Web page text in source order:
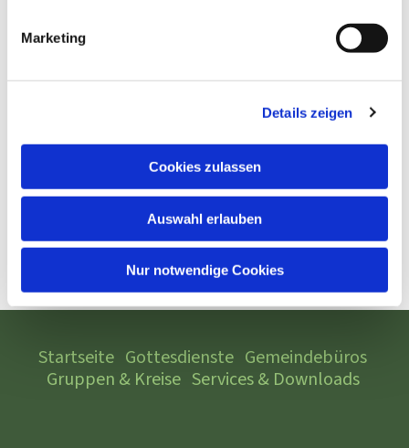
Marketing
Details zeigen
Cookies zulassen
Auswahl erlauben
Nur notwendige Cookies
Startseite Gottesdienste Gemeindebüros
Gruppen & Kreise Services & Downloads